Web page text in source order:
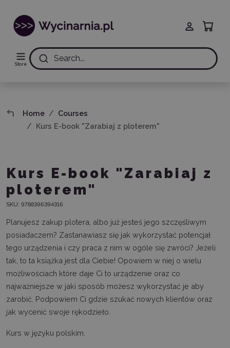
Store
Search...
Home
Courses
Kurs E-book "Zarabiaj z ploterem"
Kurs E-book "Zarabiaj z
ploterem"
SKU: 9788396394316
Planujesz zakup plotera, albo już jesteś jego szczęśliwym
posiadaczem? Zastanawiasz się jak wykorzystać potencjał
tego urządzenia i czy praca z nim w ogóle się zwróci? Jeżeli
tak, to ta książka jest dla Ciebie! Opowiem w niej o wielu
możliwościach które daje Ci to urządzenie oraz co
najważniejsze w jaki sposób możesz wykorzystać je aby
zarobić. Podpowiem Ci gdzie szukać nowych klientów oraz
jak wycenić swoje rękodzieło.
Kurs w języku polskim.